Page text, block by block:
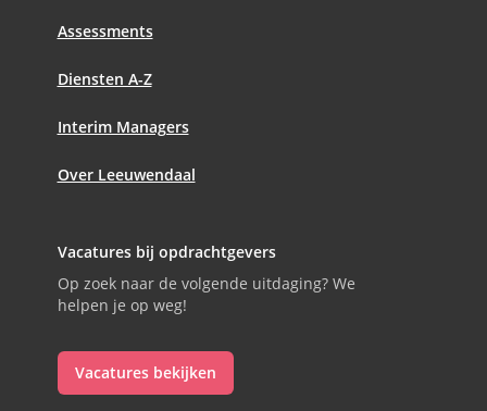
Assessments
Diensten A-Z
Interim Managers
Over Leeuwendaal
Vacatures bij opdrachtgevers
Op zoek naar de volgende uitdaging? We
helpen je op weg!
Vacatures bekijken